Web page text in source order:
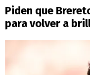
Piden que
para volver a